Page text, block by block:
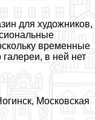
для художников,
временные
в ней нет
Московская